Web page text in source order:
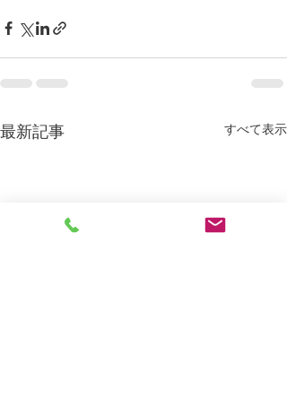
最新記事 すべて表示